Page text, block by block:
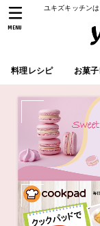
ユキズキッチン
料理レシピ お菓
MENU